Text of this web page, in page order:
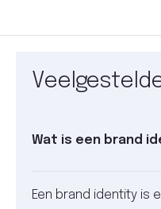
Wat is een brand
Een brand identity is